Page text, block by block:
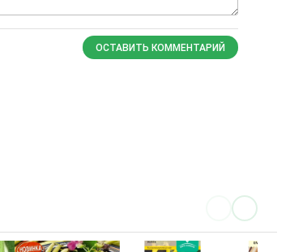
ОСТАВИТЬ КОММЕНТАРИЙ